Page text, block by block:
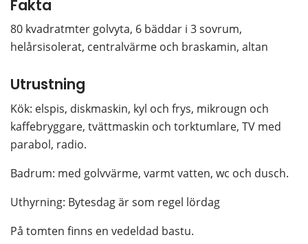
Fakta
80 kvadratmter golvyta, 6 bäddar i 3 sovrum,
helårsisolerat, centralvärme och braskamin, altan
Utrustning
Kök: elspis, diskmaskin, kyl och frys, mikrougn och
kaffebryggare, tvättmaskin och torktumlare, TV med
parabol, radio.
Badrum: med golvvärme, varmt vatten, wc och dusch.
Uthyrning: Bytesdag är som regel lördag
På tomten finns en vedeldad bastu.